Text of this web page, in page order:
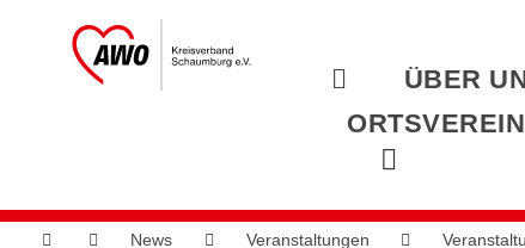
ÜBER
News Veranstaltungen